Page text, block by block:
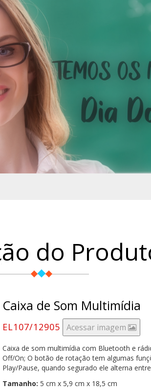
do
Caixa de Som Multimídia
EL107/12905 Acessar imagem
Caixa de som multimídia com Bluetooth e
Off/On; O botão de rotação tem algumas
Play/Pause, quando segurado ele alterna
Tamanho: 5 cm x 5,9 cm x 18,5 cm